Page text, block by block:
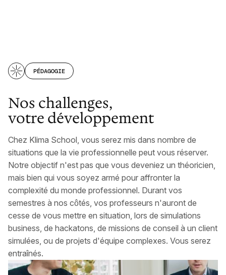
PÉDAGOGIE
Nos challenges,
votre développement
Chez Klima School, vous serez mis dans nombre de
situations que la vie professionnelle peut vous réserver.
Notre objectif n'est pas que vous deveniez un théoricien,
mais bien qui vous soyez armé pour affronter la
complexité du monde professionnel. Durant vos
semestres à nos côtés, vos professeurs n'auront de
cesse de vous mettre en situation, lors de simulations
business, de hackatons, de missions de conseil à un client
simulées, ou de projets d'équipe complexes. Vous serez
entraînés.